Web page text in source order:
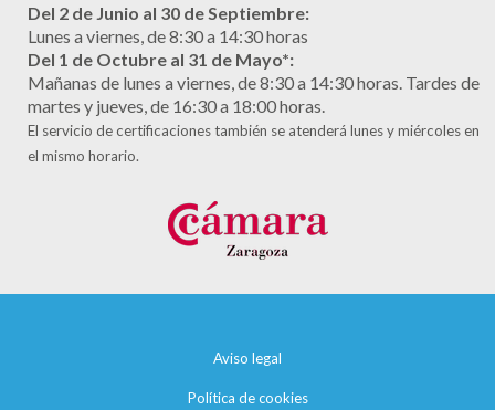
Del 2 de Junio al 30 de Septiembre:
Lunes a viernes, de 8:30 a 14:30 horas
Del 1 de Octubre al 31 de Mayo*:
Mañanas de lunes a viernes, de 8:30 a 14:30 horas. Tardes de
martes y jueves, de 16:30 a 18:00 horas.
El servicio de certificaciones también se atenderá lunes y miércoles en
el mismo horario.
Aviso legal
Política de cookies